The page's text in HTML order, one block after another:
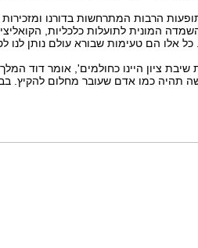
הרבות המתרחשות בדורנו ומזכירות
המונית לתועלות כלכליות,
אלו הם טעימות שבורא עולם נותן לנו
ציון היינו כחולמים', אומר דוד
תהיה כמו אדם שעובר מחלום להקיץ.